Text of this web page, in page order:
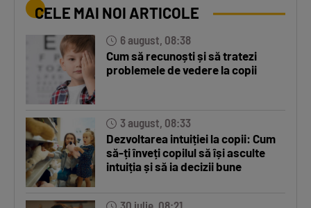
CELE MAI NOI ARTICOLE
6 august, 08:38
Cum să recunoști și să tratezi
problemele de vedere la copii
3 august, 08:33
Dezvoltarea intuiției la copii: Cum
să-ți înveți copilul să își asculte
intuiția și să ia decizii bune
30 iulie, 08:21